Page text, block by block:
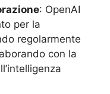
: OpenAI
per la
regolarmente
con la